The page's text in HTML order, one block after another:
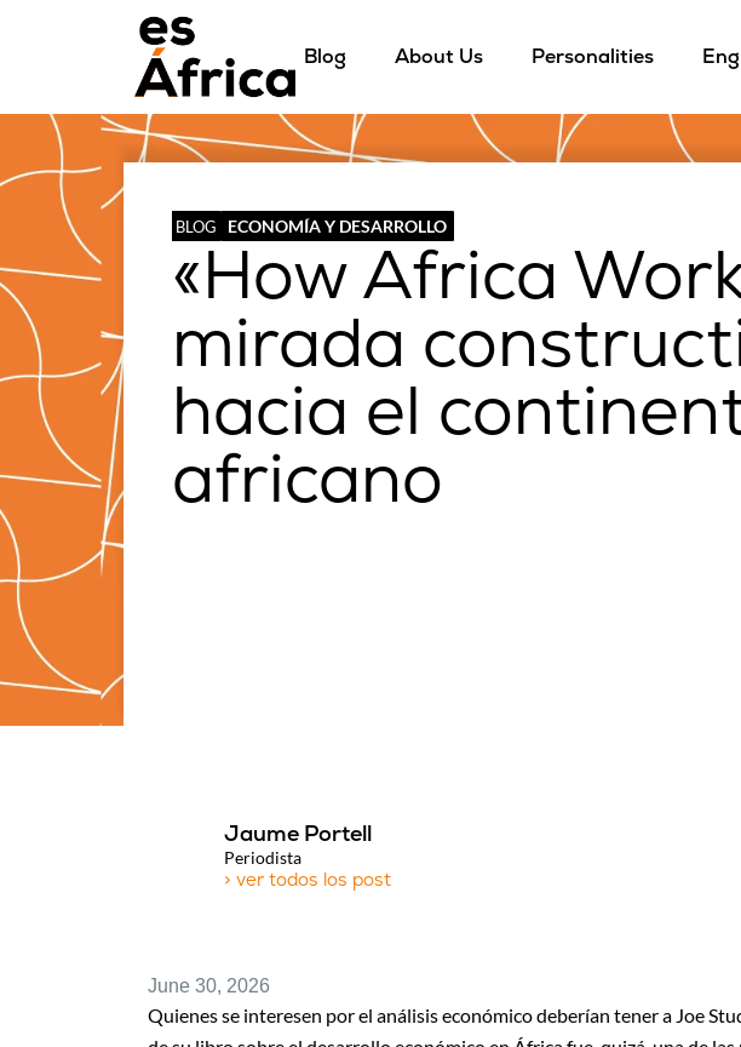
Blog About Us Personalities
BLOG ECONOMÍA Y DESARROLLO
«How Africa
mirada
hacia el
africano
Jaume Portell
Periodista
> ver todos los post
June 30, 2026
Quienes se interesen por el análisis económico deberían tener a Joe